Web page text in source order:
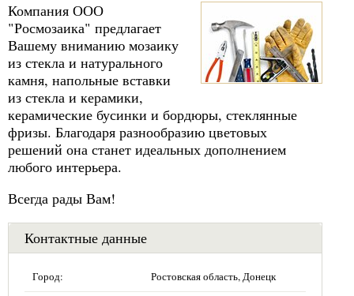
Компания ООО
"Росмозаика" предлагает
Вашему вниманию мозаику
из стекла и натурального
камня, напольные вставки
из стекла и керамики,
керамические бусинки и бордюры, стеклянные
фризы. Благодаря разнообразию цветовых
решений она станет идеальных дополнением
любого интерьера.
Всегда рады Вам!
Контактные данные
Город: Ростовская область, Донецк